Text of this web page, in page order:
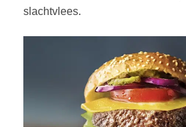
slachtvlees.